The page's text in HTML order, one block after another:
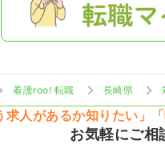
看護roo! 転職 長崎県
求人があるか知りたい」
お気軽にご相